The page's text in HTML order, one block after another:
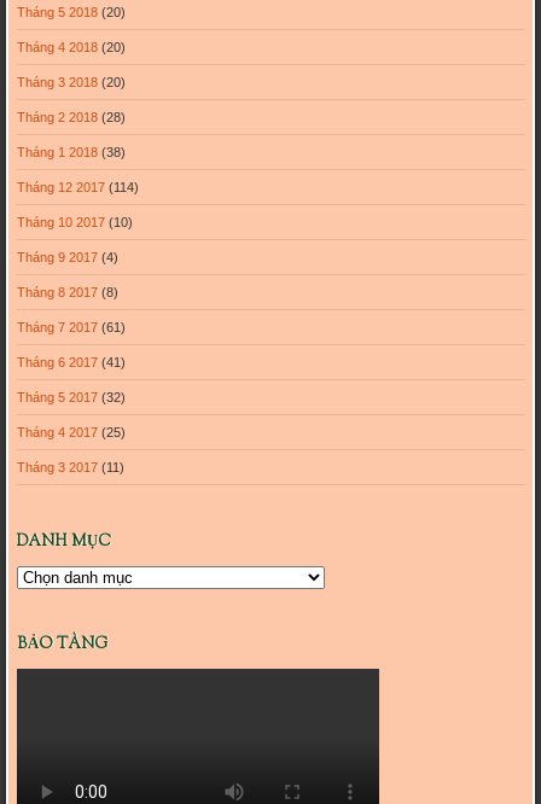
Tháng 5 2018(20)
Tháng 4 2018(20)
Tháng 3 2018(20)
Tháng 2 2018(28)
Tháng 1 2018(38)
Tháng 12 2017(114)
Tháng 10 2017(10)
Tháng 9 2017(4)
Tháng 8 2017(8)
Tháng 7 2017(61)
Tháng 6 2017(41)
Tháng 5 2017(32)
Tháng 4 2017(25)
Tháng 3 2017(11)
DANH MỤC
Danh
BẢO TÀNG